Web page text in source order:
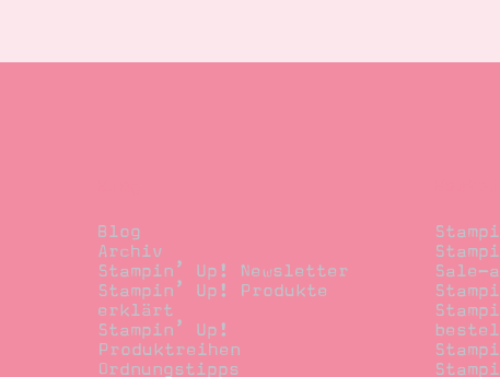
Blog
Archiv
Stampin’ Up! Newsletter
Stampin’ Up! Produkte
erklärt
Stampin’ Up!
Produktreihen
Ordnungstipps
Sale-